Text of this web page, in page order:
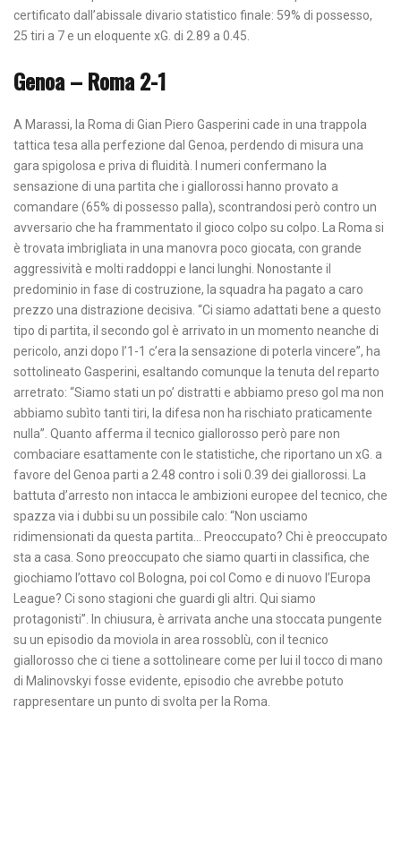
certificato dall’abissale divario statistico finale: 59% di possesso,
25 tiri a 7 e un eloquente xG. di 2.89 a 0.45.
Genoa – Roma 2-1
A Marassi, la Roma di Gian Piero Gasperini cade in una trappola
tattica tesa alla perfezione dal Genoa, perdendo di misura una
gara spigolosa e priva di fluidità. I numeri confermano la
sensazione di una partita che i giallorossi hanno provato a
comandare (65% di possesso palla), scontrandosi però contro un
avversario che ha frammentato il gioco colpo su colpo. La Roma si
è trovata imbrigliata in una manovra poco giocata, con grande
aggressività e molti raddoppi e lanci lunghi. Nonostante il
predominio in fase di costruzione, la squadra ha pagato a caro
prezzo una distrazione decisiva. “Ci siamo adattati bene a questo
tipo di partita, il secondo gol è arrivato in un momento neanche di
pericolo, anzi dopo l’1-1 c’era la sensazione di poterla vincere”, ha
sottolineato Gasperini, esaltando comunque la tenuta del reparto
arretrato: “Siamo stati un po’ distratti e abbiamo preso gol ma non
abbiamo subìto tanti tiri, la difesa non ha rischiato praticamente
nulla”. Quanto afferma il tecnico giallorosso però pare non
combaciare esattamente con le statistiche, che riportano un xG. a
favore del Genoa parti a 2.48 contro i soli 0.39 dei giallorossi. La
battuta d’arresto non intacca le ambizioni europee del tecnico, che
spazza via i dubbi su un possibile calo: “Non usciamo
ridimensionati da questa partita… Preoccupato? Chi è preoccupato
sta a casa. Sono preoccupato che siamo quarti in classifica, che
giochiamo l’ottavo col Bologna, poi col Como e di nuovo l’Europa
League? Ci sono stagioni che guardi gli altri. Qui siamo
protagonisti”. In chiusura, è arrivata anche una stoccata pungente
su un episodio da moviola in area rossoblù, con il tecnico
giallorosso che ci tiene a sottolineare come per lui il tocco di mano
di Malinovskyi fosse evidente, episodio che avrebbe potuto
rappresentare un punto di svolta per la Roma.